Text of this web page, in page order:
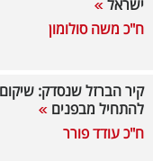
UNDER
שיתופי
פעולה
ישראל
ח"כ משה סולומון
קיר הברזל שנסדק:
להתחיל מבפנים
ח"כ עודד פורר